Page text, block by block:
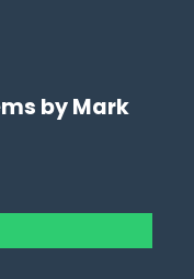
by Mark